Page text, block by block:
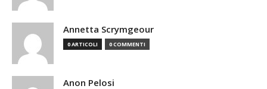
Annetta Scrymgeour
0 ARTICOLI 0 COMMENTI
Anon Pelosi